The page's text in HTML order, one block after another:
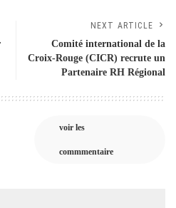
NEXT ARTICLE
Comité international de la
Croix-Rouge (CICR) recrute un
Partenaire RH Régional
voir les
commmentaire